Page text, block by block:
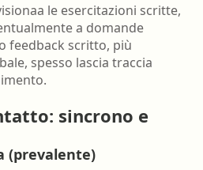
le esercitazioni scritte,
a domande
feedback scritto, più
spesso lascia traccia
sincrono e
(prevalente)